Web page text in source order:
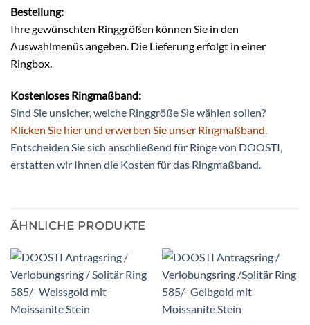
Bestellung:
Ihre gewünschten Ringgrößen können Sie in den
Auswahlmenüs angeben. Die Lieferung erfolgt in einer
Ringbox.
Kostenloses Ringmaßband:
Sind Sie unsicher, welche Ringgröße Sie wählen sollen?
Klicken Sie hier und erwerben Sie unser Ringmaßband.
Entscheiden Sie sich anschließend für Ringe von DOOSTI,
erstatten wir Ihnen die Kosten für das Ringmaßband.
ÄHNLICHE PRODUKTE